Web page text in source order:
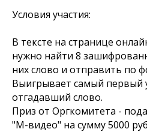
Условия участия:
В тексте на странице
нужно найти 8
них слово и отправить по
Выигрывает самый первый
отгадавший слово.
Приз от Оргкомитета -
"М-видео" на сумму 5000